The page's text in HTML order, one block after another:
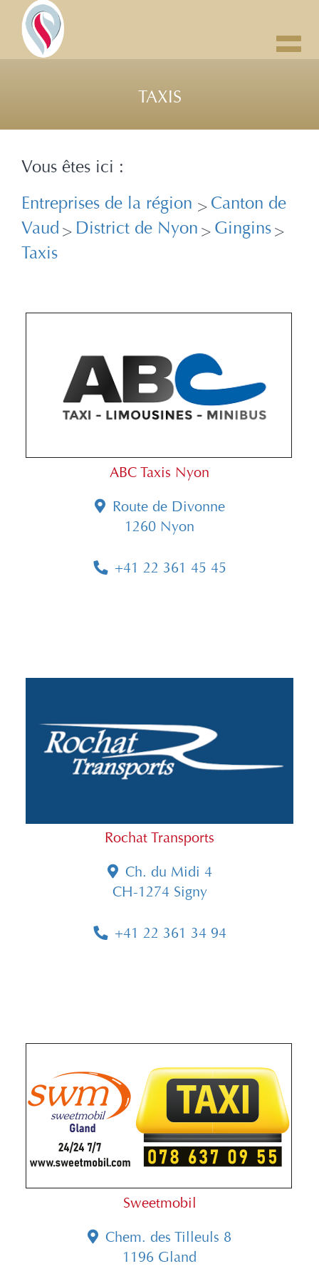
TAXIS
Vous êtes ici :
Entreprises de la région > Canton de
Vaud > District de Nyon > Gingins>
Taxis
ABC Taxis Nyon
Route de Divonne
1260 Nyon
+41 22 361 45 45
Rochat Transports
Ch. du Midi 4
CH-1274 Signy
+41 22 361 34 94
Sweetmobil
Chem. des Tilleuls 8
1196 Gland